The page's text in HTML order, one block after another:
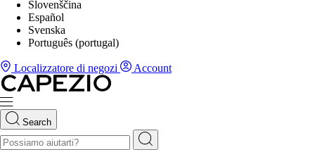
Slovenščina
Español
Svenska
Português (portugal)
Localizzatore di negozi Account
Search